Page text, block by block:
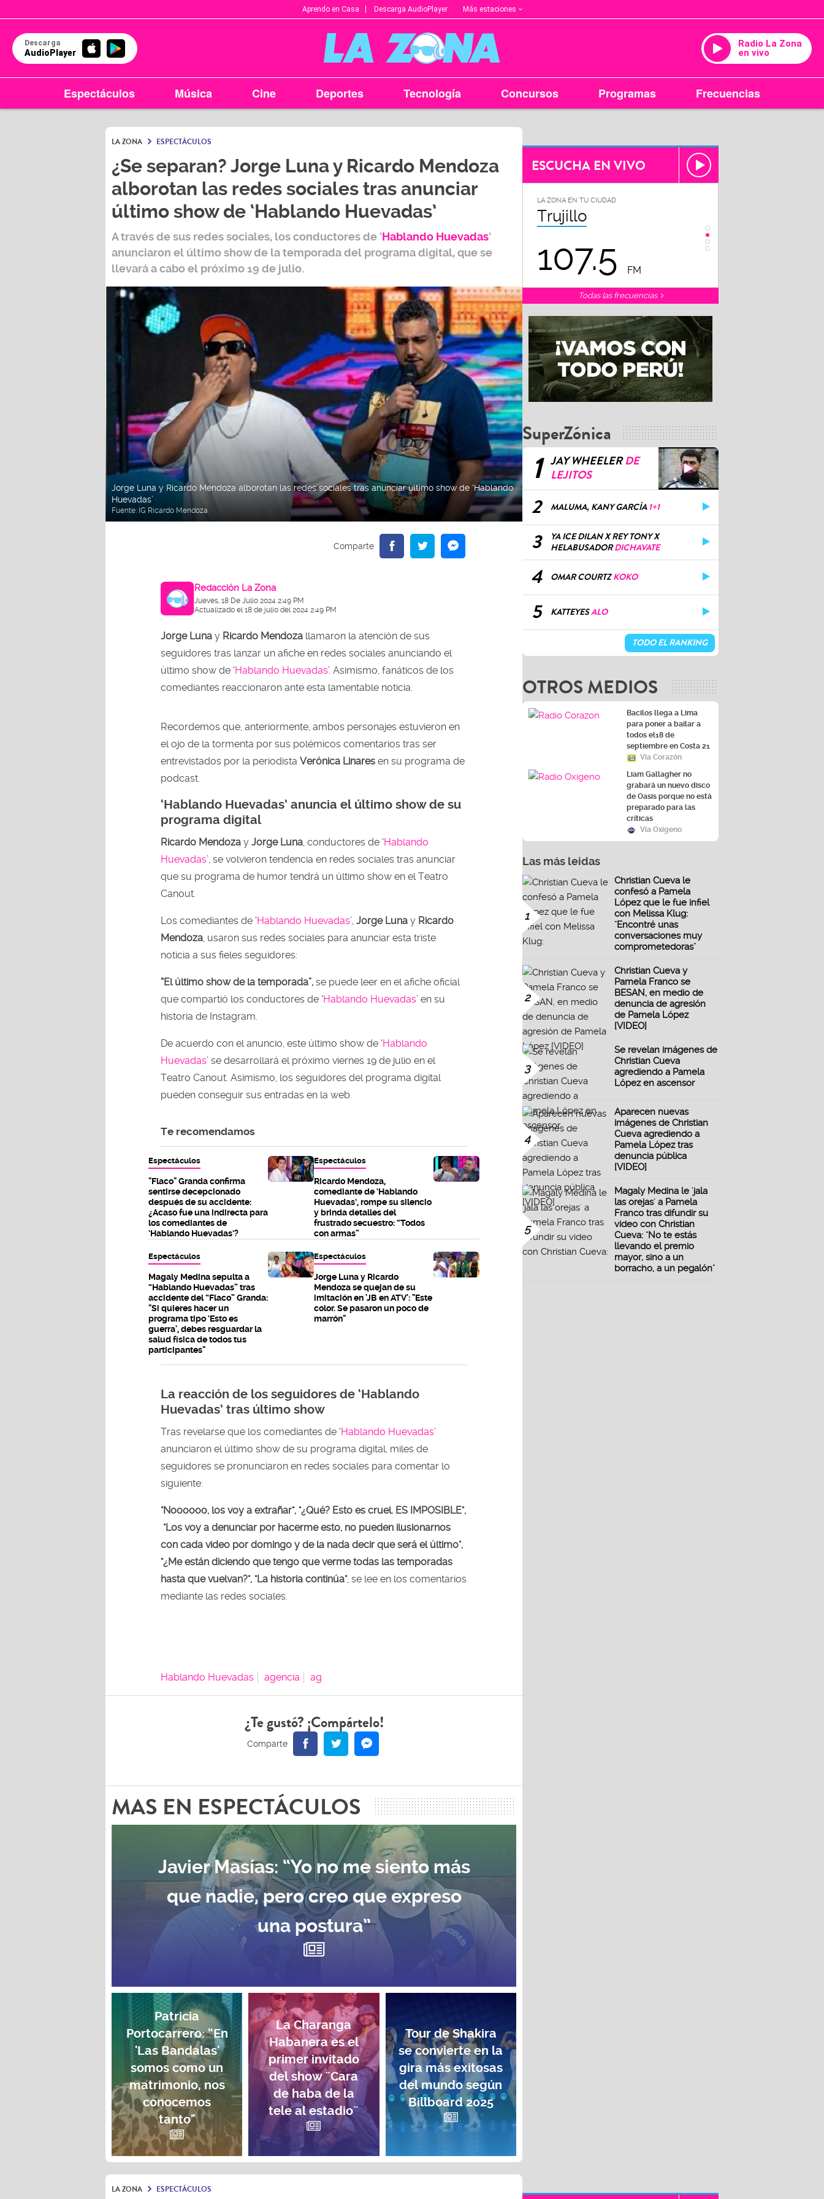
Aprendo en Casa Descarga AudioPlayer Más estaciones
Descarga
AudioPlayer
Radio La Zona
en vivo
Espectáculos Música Cine Deportes Tecnología Concursos Programas Frecuencias
LA ZONA ESPECTÁCULOS
¿Se separan? Jorge Luna y Ricardo Mendoza
alborotan las redes sociales tras anunciar
último show de ‘Hablando Huevadas’
A través de sus redes sociales, los conductores de ‘Hablando Huevadas’
anunciaron el último show de la temporada del programa digital, que se
llevará a cabo el próximo 19 de julio.
Jorge Luna y Ricardo Mendoza alborotan las redes sociales tras anunciar último show de ‘Hablando
Huevadas’
Fuente: IG Ricardo Mendoza
Redacción La Zona
Jueves, 18 De Julio 2024 2:49 PM
Actualizado el 18 de julio del 2024 2:49 PM
Jorge Luna y Ricardo Mendoza llamaron la atención de sus
seguidores tras lanzar un afiche en redes sociales anunciando el
último show de ‘Hablando Huevadas’. Asimismo, fanáticos de los
comediantes reaccionaron ante esta lamentable noticia.
Recordemos que, anteriormente, ambos personajes estuvieron en
el ojo de la tormenta por sus polémicos comentarios tras ser
entrevistados por la periodista Verónica Linares en su programa de
podcast.
‘Hablando Huevadas’ anuncia el último show de su
programa digital
Ricardo Mendoza y Jorge Luna , conductores de ‘Hablando
Huevadas’, se volvieron tendencia en redes sociales tras anunciar
que su programa de humor tendrá un último show en el Teatro
Canout.
Los comediantes de ‘Hablando Huevadas’, Jorge Luna y Ricardo
Mendoza , usaron sus redes sociales para anunciar esta triste
noticia a sus fieles seguidores:
“El último show de la temporada”, se puede leer en el afiche oficial
que compartió los conductores de ‘Hablando Huevadas’ en su
historia de Instagram.
De acuerdo con el anuncio, este último show de ‘Hablando
Huevadas’ se desarrollará el próximo viernes 19 de julio en el
Teatro Canout. Asimismo, los seguidores del programa digital
pueden conseguir sus entradas en la web.
Te recomendamos
Espectáculos
"Flaco" Granda confirma
sentirse decepcionado
después de su accidente:
¿Acaso fue una indirecta para
los comediantes de
‘Hablando Huevadas’?
Espectáculos
Ricardo Mendoza,
comediante de ‘Hablando
Huevadas’, rompe su silencio
y brinda detalles del
frustrado secuestro: “Todos
con armas”
Espectáculos
Magaly Medina sepulta a
“Hablando Huevadas” tras
accidente del “Flaco” Granda:
"Si quieres hacer un
programa tipo ‘Esto es
guerra', debes resguardar la
salud física de todos tus
participantes"
Espectáculos
Jorge Luna y Ricardo
Mendoza se quejan de su
imitación en 'JB en ATV': "Este
color. Se pasaron un poco de
marrón"
La reacción de los seguidores de ‘Hablando
Huevadas’ tras último show
Tras revelarse que los comediantes de ‘Hablando Huevadas’
anunciaron el último show de su programa digital, miles de
seguidores se pronunciaron en redes sociales para comentar lo
siguiente:
"Noooooo, los voy a extrañar", "¿Qué? Esto es cruel. ES IMPOSIBLE",
"Los voy a denunciar por hacerme esto, no pueden ilusionarnos
con cada video por domingo y de la nada decir que será el último",
"¿Me están diciendo que tengo que verme todas las temporadas
hasta que vuelvan?", "La historia continúa", se lee en los comentarios
mediante las redes sociales.
Hablando Huevadas agencia ag
¿Te gustó? ¡Compártelo!
MAS EN ESPECTÁCULOS
Javier Masías: “Yo no me siento más
que nadie, pero creo que expreso
una postura”
Patricia
Portocarrero: “En
'Las Bandalas'
somos como un
matrimonio, nos
conocemos
tanto"
La Charanga
Habanera es el
primer invitado
del show ¨Cara
de haba de la
tele al estadio¨
Tour de Shakira
se convierte en la
gira más exitosas
del mundo según
Billboard 2025
ESCUCHA EN VIVO
Arequipa
95.9
LA ZONA EN TU CIUDAD
Trujillo
107.5 FM 102.3
Todas las frecuencias
SuperZónica
1 JAY WHEELERDE
LEJITOS
2 MALUMA, KANY GARCÍA 1+1
3
YA ICE DILAN X REY TONY X
HELABUSADORDICHAVATE
4 OMAR COURTZKOKO
5 KATTEYESALO
TODO EL RANKING
OTROS MEDIOS
Bacilos llega a Lima
para poner a bailar a
todos el18 de
septiembre en Costa 21
Vía Corazón
Liam Gallagher no
grabará un nuevo disco
de Oasis porque no está
preparado para las
críticas
Vía Oxígeno
Las más leidas
1
Christian Cueva le
confesó a Pamela
López que le fue infiel
con Melissa Klug:
"Encontré unas
conversaciones muy
comprometedoras"
2
Christian Cueva y
Pamela Franco se
BESAN, en medio de
denuncia de agresión
de Pamela López
[VIDEO]
3
Se revelan imágenes de
Christian Cueva
agrediendo a Pamela
López en ascensor
4
Aparecen nuevas
imágenes de Christian
Cueva agrediendo a
Pamela López tras
denuncia pública
[VIDEO]
5
Magaly Medina le 'jala
las orejas' a Pamela
Franco tras difundir su
video con Christian
Cueva: "No te estás
llevando el premio
mayor, sino a un
borracho, a un pegalón"
LA ZONA ESPECTÁCULOS